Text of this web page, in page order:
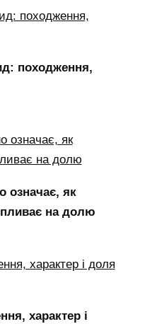
походження,
означає, як
на долю
характер і